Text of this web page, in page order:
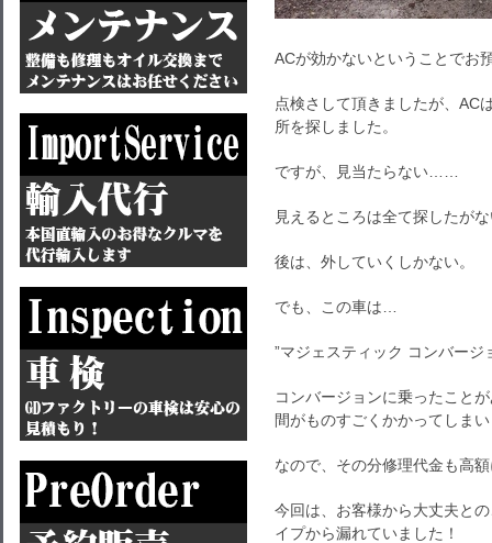
ACが効かないということでお
点検さして頂きましたが、AC
所を探しました。
ですが、見当たらない……
見えるところは全て探したが
後は、外していくしかない。
でも、この車は…
”マジェスティック コンバージ
コンバージョンに乗ったこと
間がものすごくかかってしま
なので、その分修理代金も高
今回は、お客様から大丈夫と
イプから漏れていました！